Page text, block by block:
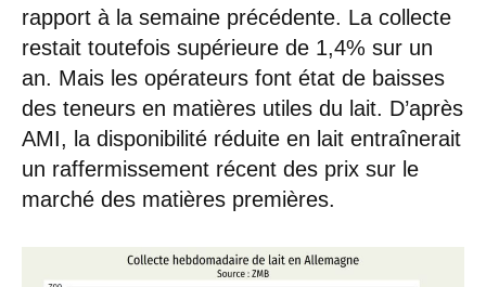
rapport à la semaine précédente. La collecte
restait toutefois supérieure de 1,4% sur un
an. Mais les opérateurs font état de baisses
des teneurs en matières utiles du lait. D’après
AMI, la disponibilité réduite en lait entraînerait
un raffermissement récent des prix sur le
marché des matières premières.